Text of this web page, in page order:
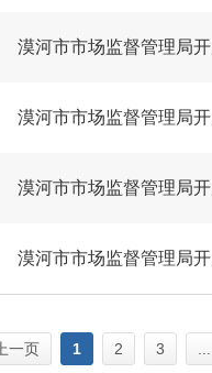
漠河市市场监督管理局
漠河市市场监督管理局
漠河市市场监督管理局
漠河市市场监督管理局
上一页 1 2 3